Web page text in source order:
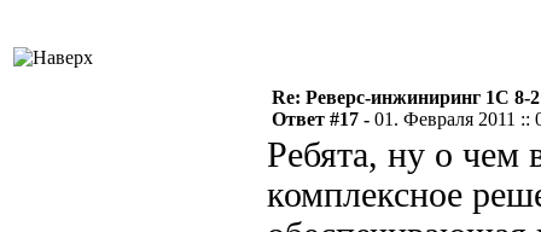
Re: Реверс-инжиниринг 1С 8-2
Ответ #17 - 01. Февраля 2011 ::
Ребята, ну о чем
комплексное